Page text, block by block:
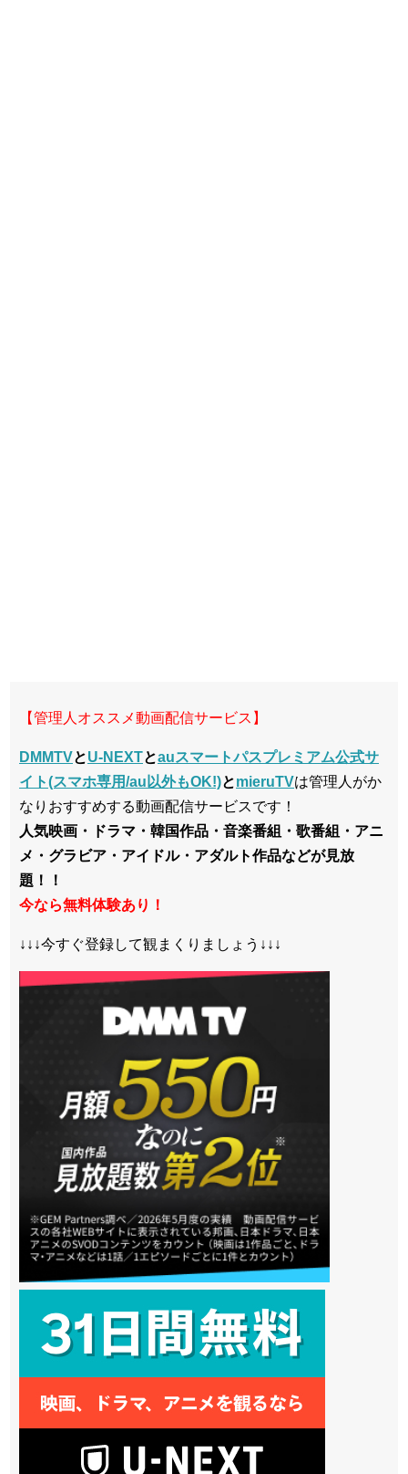
【管理人オススメ動画配信サービス】
DMMTVとU-NEXTとauスマートパスプレミアム公式サ
イト(スマホ専用/au以外もOK!)とmieruTVは管理人がか
なりおすすめする動画配信サービスです！
人気映画・ドラマ・韓国作品・音楽番組・歌番組・アニ
メ・グラビア・アイドル・アダルト作品などが見放
題！！
今なら無料体験あり！
↓↓↓今すぐ登録して観まくりましょう↓↓↓